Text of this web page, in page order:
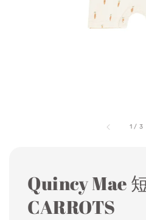
1 / 3
Quincy Mae
CARROTS